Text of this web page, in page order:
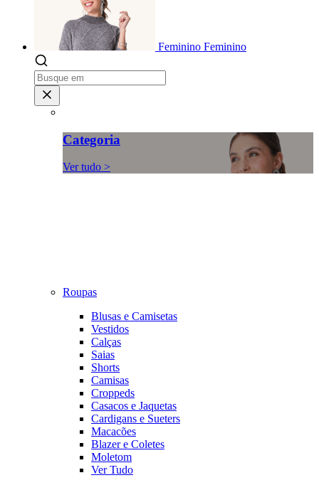
Feminino Feminino
Categoria
Ver tudo >
Roupas
Blusas e Camisetas
Vestidos
Calças
Saias
Shorts
Camisas
Croppeds
Casacos e Jaquetas
Cardigans e Sueters
Macacões
Blazer e Coletes
Moletom
Ver Tudo